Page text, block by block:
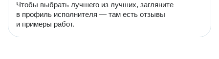
Чтобы выбрать лучшего из лучших, загляните
в профиль исполнителя — там есть отзывы
и примеры работ.